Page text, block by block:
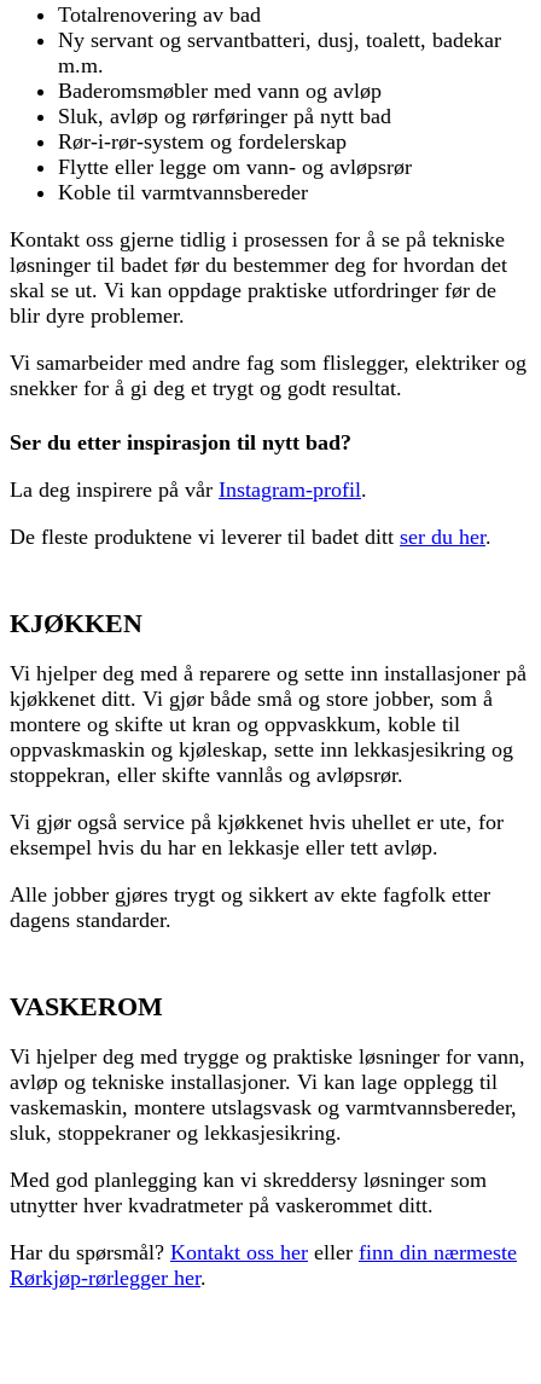
Totalrenovering av bad
Ny servant og servantbatteri, dusj, toalett, badekar
m.m.
Baderomsmøbler med vann og avløp
Sluk, avløp og rørføringer på nytt bad
Rør-i-rør-system og fordelerskap
Flytte eller legge om vann- og avløpsrør
Koble til varmtvannsbereder
Kontakt oss gjerne tidlig i prosessen for å se på tekniske
løsninger til badet før du bestemmer deg for hvordan det
skal se ut. Vi kan oppdage praktiske utfordringer før de
blir dyre problemer.
Vi samarbeider med andre fag som flislegger, elektriker og
snekker for å gi deg et trygt og godt resultat.
Ser du etter inspirasjon til nytt bad?
La deg inspirere på vår Instagram-profil.
De fleste produktene vi leverer til badet ditt ser du her.
KJØKKEN
Vi hjelper deg med å reparere og sette inn installasjoner på
kjøkkenet ditt. Vi gjør både små og store jobber, som å
montere og skifte ut kran og oppvaskkum, koble til
oppvaskmaskin og kjøleskap, sette inn lekkasjesikring og
stoppekran, eller skifte vannlås og avløpsrør.
Vi gjør også service på kjøkkenet hvis uhellet er ute, for
eksempel hvis du har en lekkasje eller tett avløp.
Alle jobber gjøres trygt og sikkert av ekte fagfolk etter
dagens standarder.
VASKEROM
Vi hjelper deg med trygge og praktiske løsninger for vann,
avløp og tekniske installasjoner. Vi kan lage opplegg til
vaskemaskin, montere utslagsvask og varmtvannsbereder,
sluk, stoppekraner og lekkasjesikring.
Med god planlegging kan vi skreddersy løsninger som
utnytter hver kvadratmeter på vaskerommet ditt.
Har du spørsmål? Kontakt oss her eller finn din nærmeste
Rørkjøp-rørlegger her.